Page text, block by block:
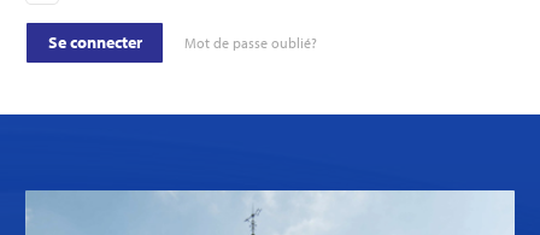
Se connecter Mot de passe oublié?